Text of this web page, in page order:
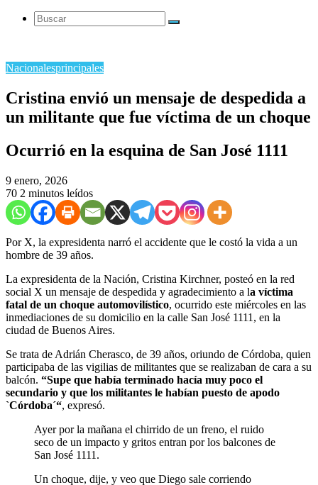
Buscar
Nacionalesprincipales
Cristina envió un mensaje de despedida a
un militante que fue víctima de un choque
Ocurrió en la esquina de San José 1111
9 enero, 2026
70 2 minutos leídos
Por X, la expresidenta narró el accidente que le costó la vida a un
hombre de 39 años.
La expresidenta de la Nación, Cristina Kirchner, posteó en la red
social X un mensaje de despedida y agradecimiento a la víctima
fatal de un choque automovilístico, ocurrido este miércoles en las
inmediaciones de su domicilio en la calle San José 1111, en la
ciudad de Buenos Aires.
Se trata de Adrián Cherasco, de 39 años, oriundo de Córdoba, quien
participaba de las vigilias de militantes que se realizaban de cara a su
balcón. “Supe que había terminado hacía muy poco el
secundario y que los militantes le habían puesto de apodo
`Córdoba´“, expresó.
Ayer por la mañana el chirrido de un freno, el ruido
seco de un impacto y gritos entran por los balcones de
San José 1111.
Un choque, dije, y veo que Diego sale corriendo